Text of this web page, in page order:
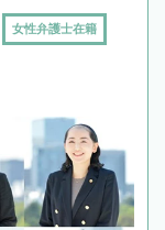
女性弁護士在籍